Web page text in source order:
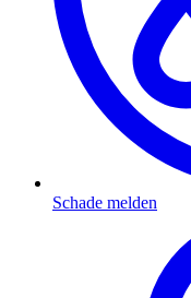
Schade melden